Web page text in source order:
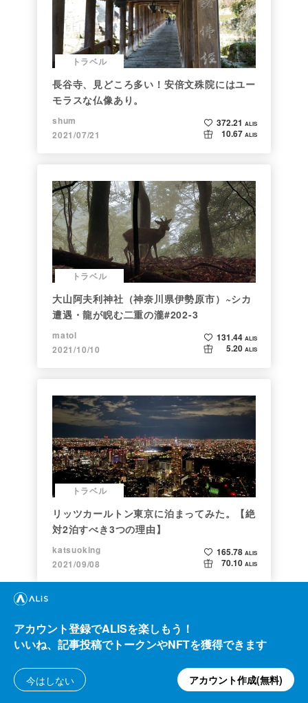
トラベル
長谷寺、見どころ多い！安倍文殊院にはユー
モラスな仏像あり。
shum
2021/07/21
372.21 ALIS
10.67 ALIS
トラベル
大山阿夫利神社（神奈川県伊勢原市）~シカ
遭遇・龍が睨む二重の瀧#202-3
matol
2021/10/10
131.44 ALIS
5.20 ALIS
トラベル
リッツカールトン東京に泊まってみた。【絶
対2泊すべき3つの理由】
katsuoking
2021/09/08
165.78 ALIS
70.10 ALIS
アカウント登録でALISを楽しもう！
いいね、記事投稿でトークンやNFTを獲得できます
今はしない アカウント作成(無料)